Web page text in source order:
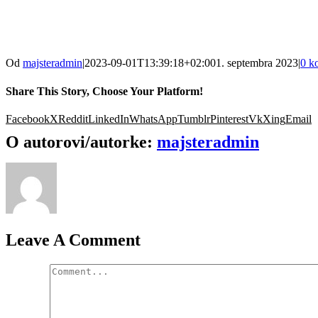
Od majsteradmin|2023-09-01T13:39:18+02:001. septembra 2023|0
Share This Story, Choose Your Platform!
FacebookXRedditLinkedInWhatsAppTumblrPinterestVkXingEmail
O autorovi/autorke: majsteradmin
Leave A Comment